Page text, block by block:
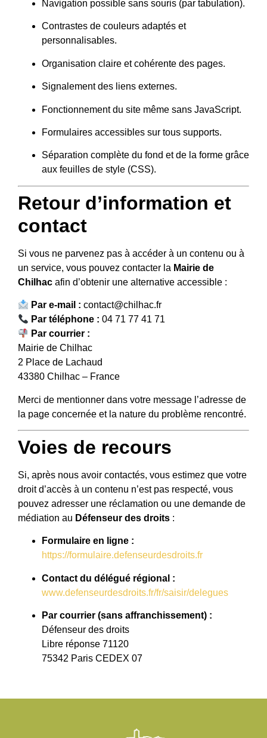
Navigation possible sans souris (par tabulation).
Contrastes de couleurs adaptés et
personnalisables.
Organisation claire et cohérente des pages.
Signalement des liens externes.
Fonctionnement du site même sans JavaScript.
Formulaires accessibles sur tous supports.
Séparation complète du fond et de la forme grâce
aux feuilles de style (CSS).
Retour d’information et
contact
Si vous ne parvenez pas à accéder à un contenu ou à
un service, vous pouvez contacter la Mairie de
Chilhac afin d’obtenir une alternative accessible :
Par e-mail : contact@chilhac.fr
Par téléphone : 04 71 77 41 71
Par courrier :
Mairie de Chilhac
2 Place de Lachaud
43380 Chilhac – France
Merci de mentionner dans votre message l’adresse de
la page concernée et la nature du problème rencontré.
Voies de recours
Si, après nous avoir contactés, vous estimez que votre
droit d’accès à un contenu n’est pas respecté, vous
pouvez adresser une réclamation ou une demande de
médiation au Défenseur des droits :
Formulaire en ligne :
https://formulaire.defenseurdesdroits.fr
Contact du délégué régional :
www.defenseurdesdroits.fr/fr/saisir/delegues
Par courrier (sans affranchissement) :
Défenseur des droits
Libre réponse 71120
75342 Paris CEDEX 07